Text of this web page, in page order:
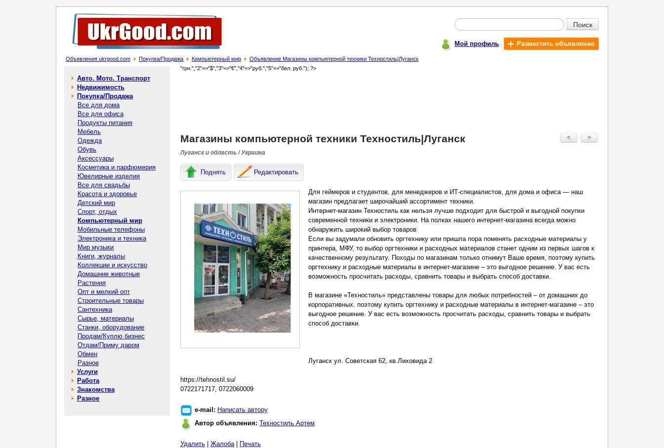
Поиск
Мой профиль Разместить объявление
Объявления ukrgood.com Покупка/Продажа Компьютерный мир Объявление Магазины компьютерной техники Техностиль|Луганск
Авто. Мото. Транспорт
Недвижимость
Покупка/Продажа
Все для дома
Все для офиса
Продукты питания
Мебель
Одежда
Обувь
Аксессуары
Косметика и парфюмерия
Ювелирные изделия
Все для свадьбы
Красота и здоровье
Детский мир
Спорт, отдых
Компьютерный мир
Мобильные телефоны
Электроника и техника
Мир музыки
Книги, журналы
Коллекции и искусство
Домашние животные
Растения
Опт и мелкий опт
Строительные товары
Сантехника
Сырье, материалы
Станки, оборудование
Продам/Куплю бизнес
Отдам/Приму даром
Обмен
Разное
Услуги
Работа
Знакомства
Разное
"грн.","2"=>"$","3"=>"€","4"=>"руб.","5"=>"бел. руб."); ?>
Магазины компьютерной техники Техностиль|Луганск
Луганск и область / Украина
Поднять Редактировать
Для геймеров и студентов, для менеджеров и ИТ-специалистов, для дома и офиса — наш
магазин предлагает широчайший ассортимент техники.
Интернет-магазин Техностиль как нельзя лучше подходит для быстрой и выгодной покупки
современной техники и электроники. На полках нашего интернет-магазина всегда можно
обнаружить широкий выбор товаров
Если вы задумали обновить оргтехнику или пришла пора поменять расходные материалы у
принтера, МФУ, то выбор оргтехники и расходных материалов станет одним из первых шагов к
качественному результату. Походы по магазинам только отнимут Ваше время, поэтому купить
оргтехнику и расходные материалы в интернет-магазине – это выгодное решение. У вас есть
возможность просчитать расходы, сравнить товары и выбрать способ доставки.
В магазине «Техностиль» представлены товары для любых потребностей – от домашних до
корпоративных. поэтому купить оргтехнику и расходные материалы в интернет-магазине – это
выгодное решение. У вас есть возможность просчитать расходы, сравнить товары и выбрать
способ доставки.
Луганск ул. Советская 62, кв.Лиховида 2
https://tehnostil.su/
0722171717, 0722060009
e-mail: Написать автору
Автор объявления: Техностиль Артем
Удалить Жалоба| Печать